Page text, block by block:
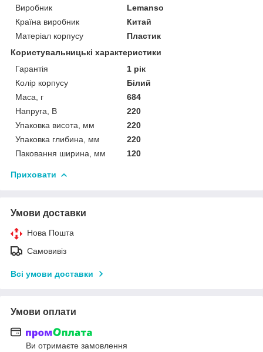
Виробник
Lemanso
Країна виробник
Китай
Матеріал корпусу
Пластик
Користувальницькі характеристики
Гарантія
1 рік
Колір корпусу
Білий
Маса, г
684
Напруга, В
220
Упаковка висота, мм
220
Упаковка глибина, мм
220
Паковання ширина, мм
120
Приховати
Умови доставки
Нова Пошта
Самовивіз
Всі умови доставки
Умови оплати
Ви отримаєте замовлення